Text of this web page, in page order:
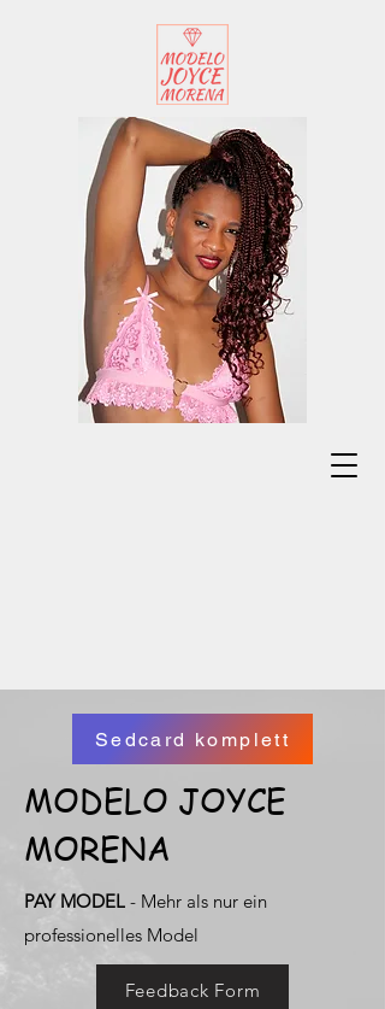
Sedcard komplett
MODELO JOYCE
MORENA
PAY MODEL - Mehr als nur ein
professionelles Model
Feedback Form